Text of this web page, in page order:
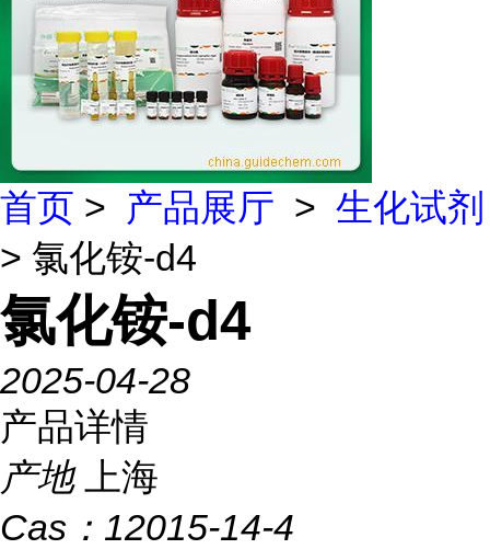
首页 > 产品展厅 > 生化试剂
> 氯化铵-d4
氯化铵-d4
2025-04-28
产品详情
产地
上海
Cas： 12015-14-4